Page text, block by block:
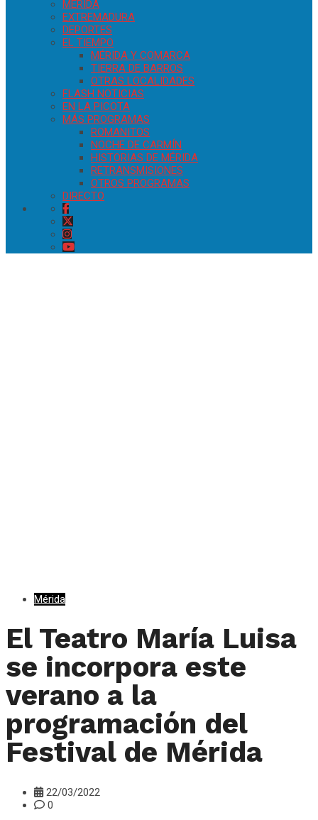
MÉRIDA
EXTREMADURA
DEPORTES
EL TIEMPO
MÉRIDA Y COMARCA
TIERRA DE BARROS
OTRAS LOCALIDADES
FLASH NOTICIAS
EN LA PICOTA
MÁS PROGRAMAS
ROMANITOS
NOCHE DE CARMÍN
HISTORIAS DE MÉRIDA
RETRANSMISIONES
OTROS PROGRAMAS
DIRECTO
Mérida
El Teatro María Luisa
se incorpora este
verano a la
programación del
Festival de Mérida
22/03/2022
0